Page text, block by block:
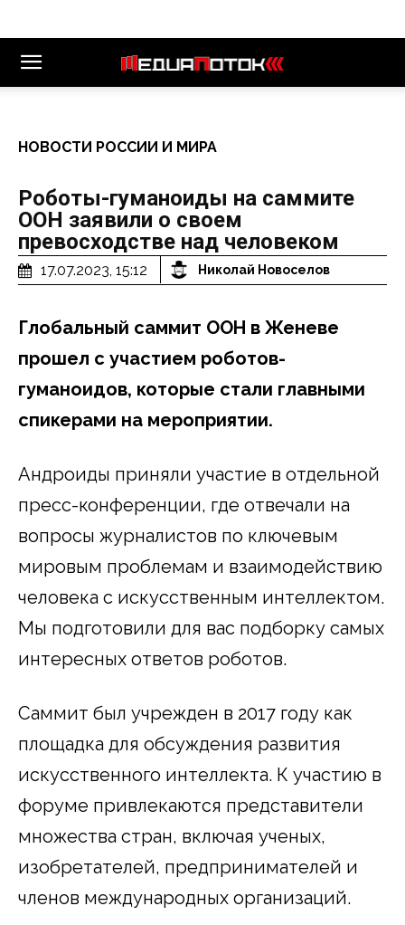
НОВОСТИ РОССИИ И МИРА
Роботы-гуманоиды на саммите
ООН заявили о своем
превосходстве над человеком
17.07.2023, 15:12 Николай Новоселов
Глобальный саммит ООН в Женеве
прошел с участием роботов-
гуманоидов, которые стали главными
спикерами на мероприятии.
Андроиды приняли участие в отдельной
пресс-конференции, где отвечали на
вопросы журналистов по ключевым
мировым проблемам и взаимодействию
человека с искусственным интеллектом.
Мы подготовили для вас подборку самых
интересных ответов роботов.
Саммит был учрежден в 2017 году как
площадка для обсуждения развития
искусственного интеллекта. К участию в
форуме привлекаются представители
множества стран, включая ученых,
изобретателей, предпринимателей и
членов международных организаций.